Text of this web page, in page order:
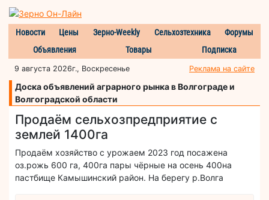
Новости Цены Зерно-Weekly Сельхозтехника
Форумы
Объявления
Товары Подписка
9 августа 2026г., Воскресенье Реклама на сайте
Доска объявлений аграрного рынка в Волгограде и
Волгоградской области
Продаём сельхозпредприятие с
землей 1400га
Продаём хозяйство с урожаем 2023 год посажена
оз.рожь 600 га, 400га пары чёрные на осень 400на
пастбище Камышинский район. На берегу р.Волга